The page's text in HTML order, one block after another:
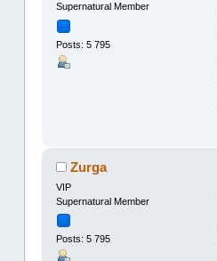
Supernatural Member
Posts: 5 795
Zurga
VIP
Supernatural Member
Posts: 5 795